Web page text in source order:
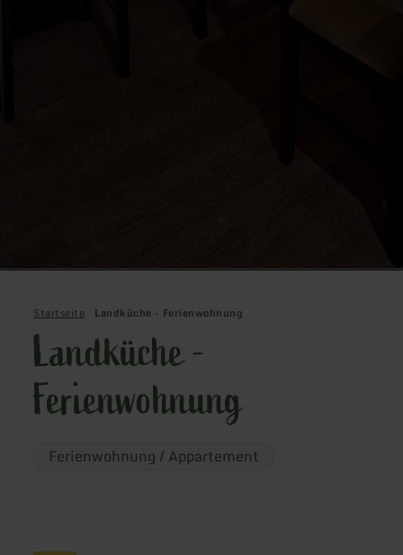
Startseite Landküche - Ferienwohnung
Landküche -
Ferienwohnung
Ferienwohnung / Appartement